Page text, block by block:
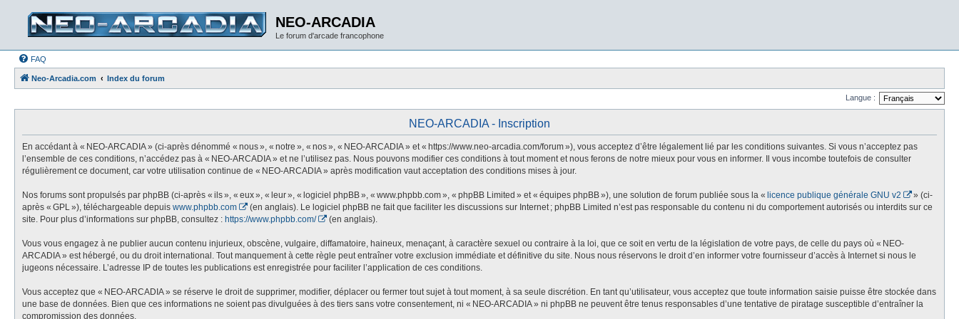
NEO-ARCADIA
Le forum d'arcade francophone
FAQ
Neo-Arcadia.com Index du forum
Langue :
NEO-ARCADIA - Inscription
En accédant à « NEO-ARCADIA » (ci-après dénommé « nous », « notre », « nos », « NEO-ARCADIA » et « https://www.neo-arcadia.com/forum »), vous acceptez d’être légalement lié par les conditions suivantes. Si vous n’acceptez pas
l’ensemble de ces conditions, n’accédez pas à « NEO-ARCADIA » et ne l’utilisez pas. Nous pouvons modifier ces conditions à tout moment et nous ferons de notre mieux pour vous en informer. Il vous incombe toutefois de consulter
régulièrement ce document, car votre utilisation continue de « NEO-ARCADIA » après modification vaut acceptation des conditions mises à jour.
Nos forums sont propulsés par phpBB (ci-après « ils », « eux », « leur », « logiciel phpBB », « www.phpbb.com », « phpBB Limited » et « équipes phpBB »), une solution de forum publiée sous la « licence publique générale GNU v2
» (ci-
après « GPL »), téléchargeable depuis www.phpbb.com
(en anglais). Le logiciel phpBB ne fait que faciliter les discussions sur Internet ; phpBB Limited n’est pas responsable du contenu ni du comportement autorisés ou interdits sur ce
site. Pour plus d’informations sur phpBB, consultez : https://www.phpbb.com/ (en anglais).
Vous vous engagez à ne publier aucun contenu injurieux, obscène, vulgaire, diffamatoire, haineux, menaçant, à caractère sexuel ou contraire à la loi, que ce soit en vertu de la législation de votre pays, de celle du pays où « NEO-
ARCADIA » est hébergé, ou du droit international. Tout manquement à cette règle peut entraîner votre exclusion immédiate et définitive du site. Nous nous réservons le droit d’en informer votre fournisseur d’accès à Internet si nous le
jugeons nécessaire. L’adresse IP de toutes les publications est enregistrée pour faciliter l’application de ces conditions.
Vous acceptez que « NEO-ARCADIA » se réserve le droit de supprimer, modifier, déplacer ou fermer tout sujet à tout moment, à sa seule discrétion. En tant qu’utilisateur, vous acceptez que toute information saisie puisse être stockée dans
une base de données. Bien que ces informations ne soient pas divulguées à des tiers sans votre consentement, ni « NEO-ARCADIA » ni phpBB ne peuvent être tenus responsables d’une tentative de piratage susceptible d’entraîner la
compromission des données.